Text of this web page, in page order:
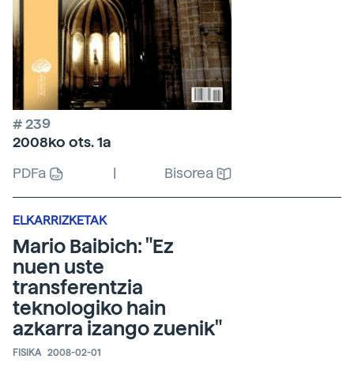
# 239
2008ko ots. 1a
PDFa
| Bisorea
ELKARRIZKETAK
Mario Baibich: "Ez
nuen uste
transferentzia
teknologiko hain
azkarra izango zuenik"
FISIKA 2008-02-01